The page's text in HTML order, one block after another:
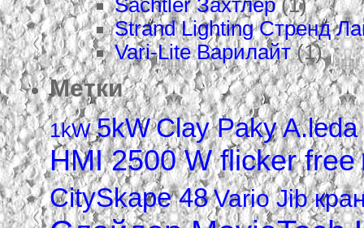
Sachtler Захтлер(1)
Strand Lighting Стренд
Vari-Lite Варилайт(1)
Метки
1kW 5kWClay Paky
HMI 2500 W flicker free
CitySkape 48 Vario Jib